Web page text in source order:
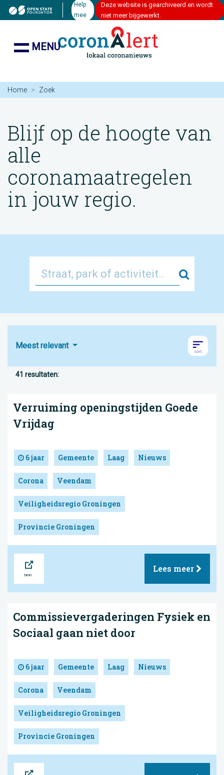
Help
mee
Deze website is gearchiveerd en wordt
niet meer bijgewerkt.
MENU
Home Zoek
Blijf op de hoogte van
alle
coronamaatregelen
in jouw regio.
Zoek
Meest relevant
41 resultaten:
Verruiming openingstijden Goede
Vrijdag
6 jaar Gemeente Laag Nieuws
Corona Veendam
Veiligheidsregio Groningen
Provincie Groningen
Lees meer
Commissievergaderingen Fysiek en
Sociaal gaan niet door
6 jaar Gemeente Laag Nieuws
Corona Veendam
Veiligheidsregio Groningen
Provincie Groningen